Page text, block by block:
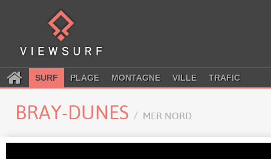
SURF PLAGE MONTAGNE VILLE TRAFIC
BRAY-DUNES MER NORD